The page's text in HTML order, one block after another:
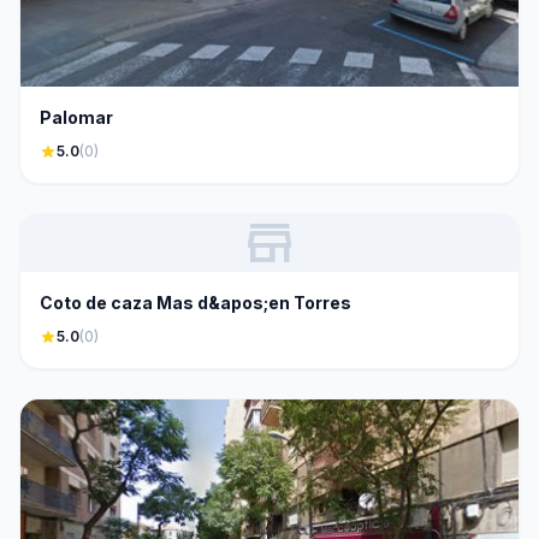
Palomar
star5.0(0)
store
Coto de caza Mas d&apos;en Torres
star5.0(0)